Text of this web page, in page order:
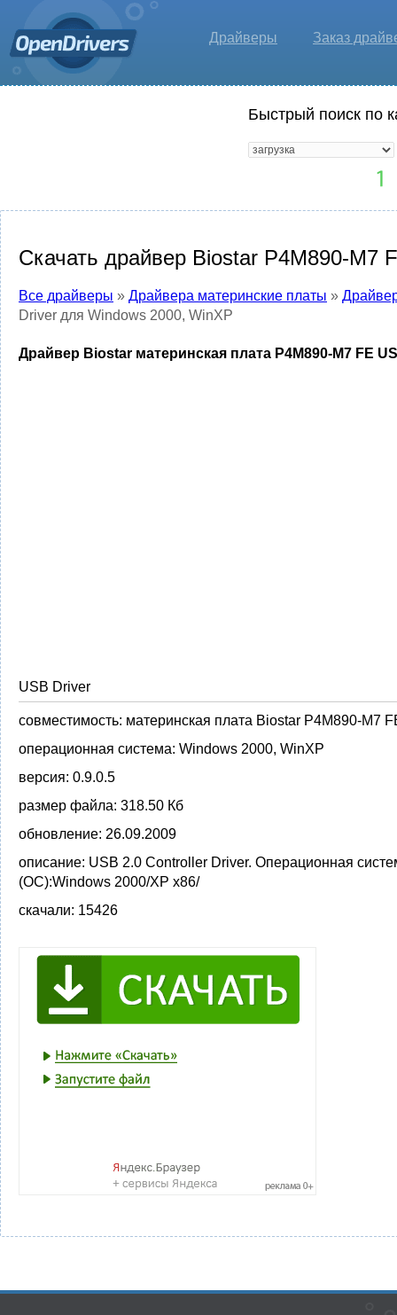
Драйверы Заказ
Быстрый поиск по
Скачать драйвер Biostar P4M890-M7
Все драйверы » Драйвера материнские платы »
Driver для Windows 2000, WinXP
Драйвер Biostar материнская плата P4M890-M7 FE
USB Driver
совместимость: материнская плата Biostar P4M890-M7
операционная система: Windows 2000, WinXP
версия: 0.9.0.5
размер файла: 318.50 Кб
обновление: 26.09.2009
описание: USB 2.0 Controller Driver. Операционная
(ОС):Windows 2000/XP x86/
скачали: 15426